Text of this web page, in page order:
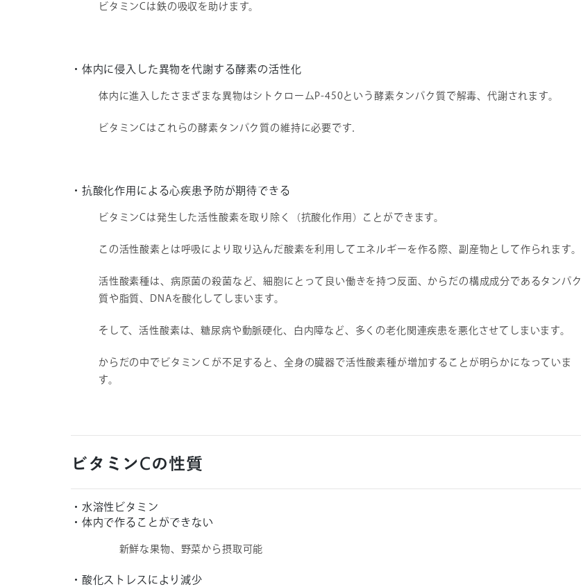
ビタミンCは鉄の吸収を助けます。
・体内に侵入した異物を代謝する酵素の活性化
体内に進入したさまざまな異物はシトクロームP-450という酵素タンパク質で解毒、代謝されます。
ビタミンCはこれらの酵素タンパク質の維持に必要です．
・抗酸化作用による心疾患予防が期待できる
ビタミンCは発生した活性酸素を取り除く（抗酸化作用）ことができます。
この活性酸素とは呼吸により取り込んだ酸素を利用してエネルギーを作る際、副産物として作られます。
活性酸素種は、病原菌の殺菌など、細胞にとって良い働きを持つ反面、からだの構成成分であるタンパク
質や脂質、DNAを酸化してしまいます。
そして、活性酸素は、糖尿病や動脈硬化、白内障など、多くの老化関連疾患を悪化させてしまいます。
からだの中でビタミンＣが不足すると、全身の臓器で活性酸素種が増加することが明らかになっていま
す。
ビタミンCの性質
・水溶性ビタミン
・体内で作ることができない
新鮮な果物、野菜から摂取可能
・酸化ストレスにより減少